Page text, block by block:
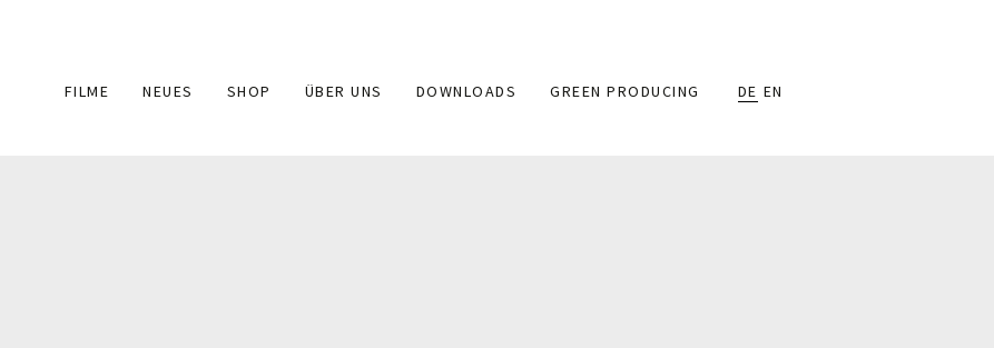
Main
FILME NEUES SHOP ÜBER UNS DOWNLOADS GREEN PRODUCING DE EN